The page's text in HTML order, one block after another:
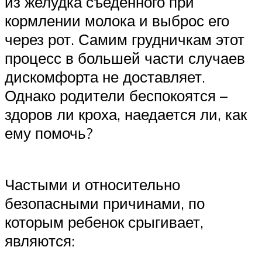
кормлении молока и выброс его
через рот. Самим грудничкам этот
процесс в большей части случаев
дискомфорта не доставляет.
Однако родители беспокоятся –
здоров ли кроха, наедается ли, как
ему помочь?
Частыми и относительно
безопасными причинами, по
которым ребенок срыгивает,
являются: